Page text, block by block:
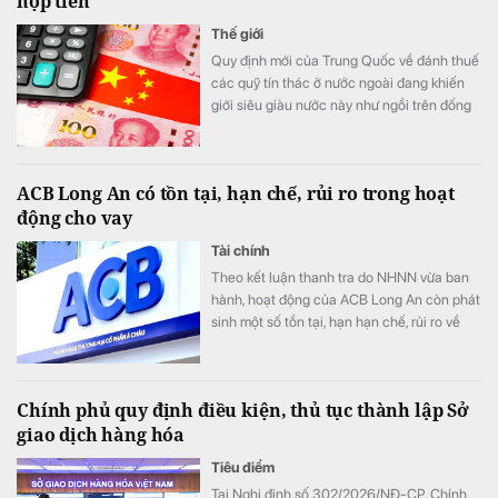
Thế giới
Quy định mới của Trung Quốc về đánh thuế
các quỹ tín thác ở nước ngoài đang khiến
giới siêu giàu nước này như ngồi trên đống
ACB Long An có tồn tại, hạn chế, rủi ro trong hoạt
động cho vay
Tài chính
Theo kết luận thanh tra do NHNN vừa ban
hành, hoạt động của ACB Long An còn phát
sinh một số tồn tại, hạn hạn chế, rủi ro về
động chuyển tiền ra nước ngoài.
Chính phủ quy định điều kiện, thủ tục thành lập Sở
giao dịch hàng hóa
Tiêu điểm
Tại Nghị định số 302/2026/NĐ-CP, Chính